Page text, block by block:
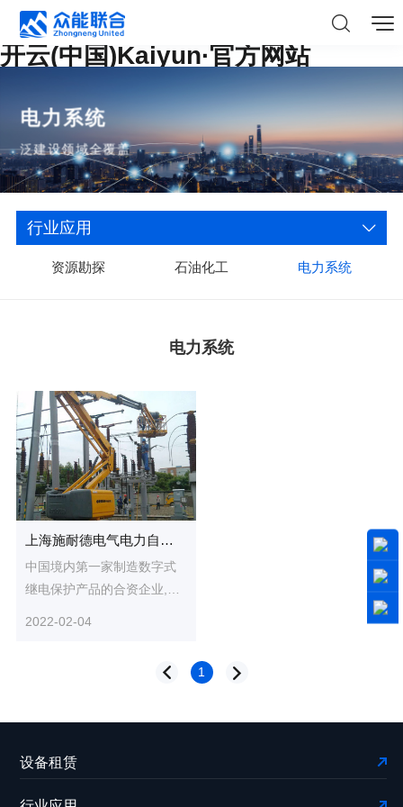
开云(中国)Kaiyun·官方网站
电力系统
泛建设领域全覆盖
行业应用
资源勘探 石油化工 电力系统
电力系统
上海施耐德电气电力自动化有限公司
中国境内第一家制造数字式
继电保护产品的合资企业,是
2022-02-04
1
设备租赁